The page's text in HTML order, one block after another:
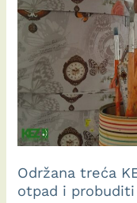
Održana treća
otpad i